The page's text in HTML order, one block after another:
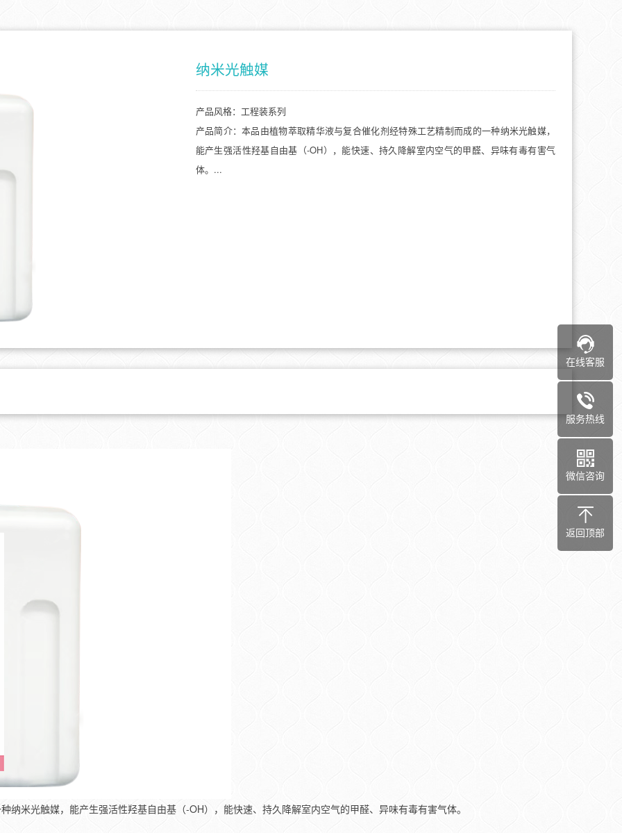
纳米光触媒
产品风格：工程装系列
产品简介：本品由植物萃取精华液与复合催化剂经特殊工艺精制而成的一种纳米光触媒，
能产生强活性羟基自由基（-OH），能快速、持久降解室内空气的甲醛、异味有毒有害气
体。...
纳米光触媒，能产生强活性羟基自由基（-OH），能快速、持久降解室内空气的甲醛、异味有毒有害气体。
在线客服
服务热线
微信咨询
返回顶部